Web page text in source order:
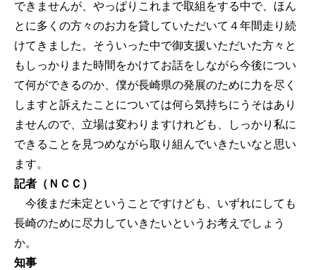
できませんが、やっぱりこれまで取組をする中で、ほん
とに多くの方々のお力を貸していただいて４年間走り続
けてきました。そういった中で御支援いただいた方々と
もしっかりまた時間をかけてお話をしながら今後につい
て何ができるのか、僕が長崎県の発展のために力を尽く
しますと訴えたことについては何ら気持ちにうそはあり
ませんので、立場は変わりますけれども、しっかり私に
できることを見つめながら取り組んでいきたいなと思い
ます。
記者（ＮＣＣ）
今後まだ未定ということですけども、いずれにしても
長崎のために尽力していきたいというお考えでしょう
か。
知事